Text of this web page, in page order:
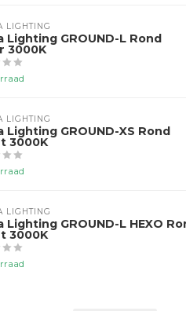
LIGHTING
Lighting GROUND-L Rond
3000K
LIGHTING
Lighting GROUND-XS Rond
3000K
LIGHTING
Lighting GROUND-L HEXO
3000K